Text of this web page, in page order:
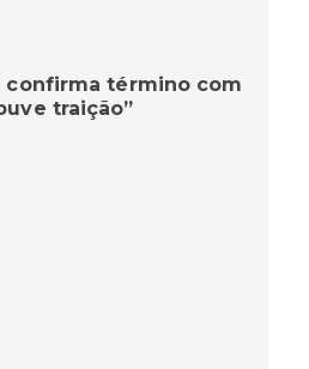
confirma término com
traição”